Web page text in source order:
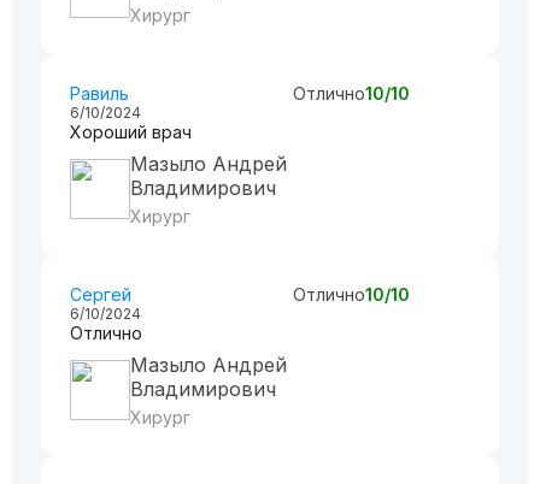
Хирург
Равиль Отлично10/10
6/10/2024
Хороший врач
Мазыло Андрей
Владимирович
Хирург
Сергей Отлично10/10
6/10/2024
Отлично
Мазыло Андрей
Владимирович
Хирург